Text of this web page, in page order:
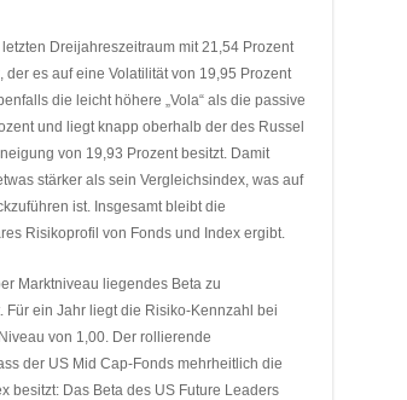
Dreijahreszeitraum mit 21,54 Prozent
es auf eine Volatilität von 19,95 Prozent
die leicht höhere „Vola“ als die passive
und liegt knapp oberhalb der des Russel
von 19,93 Prozent besitzt. Damit
stärker als sein Vergleichsindex, was auf
ist. Insgesamt bleibt die
Risikoprofil von Fonds und Index ergibt.
Marktniveau liegendes Beta zu
ein Jahr liegt die Risiko-Kennzahl bei
von 1,00. Der rollierende
der US Mid Cap-Fonds mehrheitlich die
besitzt: Das Beta des US Future Leaders